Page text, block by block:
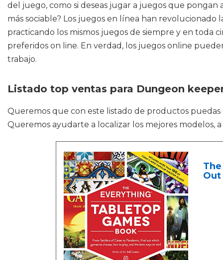
del juego, como si deseas jugar a juegos que
más sociable? Los juegos en línea han
practicando los mismos juegos de siempre y en toda
preferidos on line. En verdad, los juegos online
trabajo.
Listado top ventas para Dungeon
Queremos que con este listado de productos
Queremos ayudarte a localizar los mejores modelos,
Out